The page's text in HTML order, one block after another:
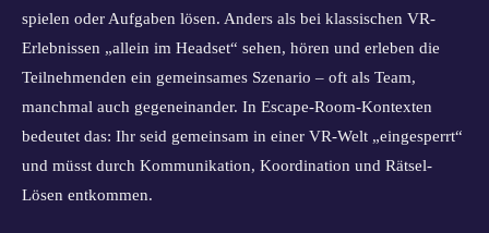
spielen oder Aufgaben lösen. Anders als bei klassischen VR-
Erlebnissen „allein im Headset“ sehen, hören und erleben die
Teilnehmenden ein gemeinsames Szenario – oft als Team,
manchmal auch gegeneinander. In Escape-Room-Kontexten
bedeutet das: Ihr seid gemeinsam in einer VR-Welt „eingesperrt“
und müsst durch Kommunikation, Koordination und Rätsel-
Lösen entkommen.